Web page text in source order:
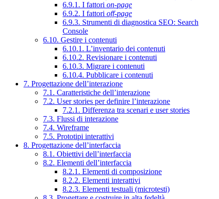
6.9.1. I fattori on-page
6.9.2. I fattori off-page
6.9.3. Strumenti di diagnostica SEO: Search
Console
6.10. Gestire i contenuti
6.10.1. L’inventario dei contenuti
6.10.2. Revisionare i contenuti
6.10.3. Migrare i contenuti
6.10.4. Pubblicare i contenuti
7. Progettazione dell’interazione
7.1. Caratteristiche dell’interazione
7.2. User stories per definire l’interazione
7.2.1. Differenza tra scenari e user stories
7.3. Flussi di interazione
7.4. Wireframe
7.5. Prototipi interattivi
8. Progettazione dell’interfaccia
8.1. Obiettivi dell’interfaccia
8.2. Elementi dell’interfaccia
8.2.1. Elementi di composizione
8.2.2. Elementi interattivi
8.2.3. Elementi testuali (microtesti)